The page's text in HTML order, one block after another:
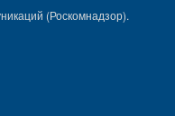
(Роскомнадзор).